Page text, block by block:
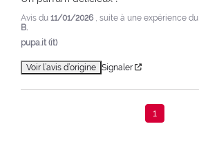
Avis du 11/01/2026 , suite à une expérience du
B.
pupa.it (it)
Voir l’avis d’origine Signaler
1